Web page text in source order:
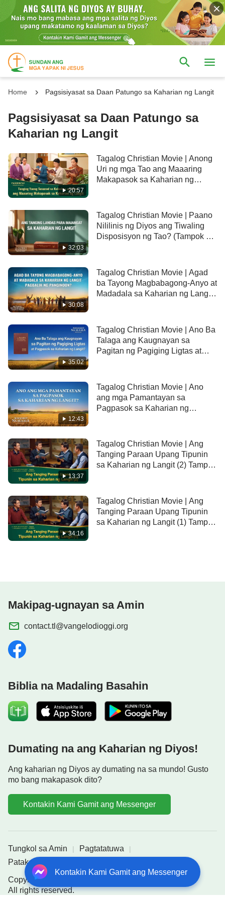
Home Pagsisiyasat sa Daan Patungo sa Kaharian ng Langit
Pagsisiyasat sa Daan Patungo sa
Kaharian ng Langit
20:57
Tagalog Christian Movie | Anong
Uri ng mga Tao ang Maaaring
Makapasok sa Kaharian ng
32:03
Tagalog Christian Movie | Paano
Nililinis ng Diyos ang Tiwaling
Disposisyon ng Tao? (Tampok na
30:08
Tagalog Christian Movie | Agad
ba Tayong Magbabagong-Anyo at
Madadala sa Kaharian ng Langit
35:02
Tagalog Christian Movie | Ano Ba
Talaga ang Kaugnayan sa
Pagitan ng Pagiging Ligtas at
12:43
Tagalog Christian Movie | Ano
ang mga Pamantayan sa
Pagpasok sa Kaharian ng
13:37
Tagalog Christian Movie | Ang
Tanging Paraan Upang Tipunin
sa Kaharian ng Langit (2) Tampok
34:16
Tagalog Christian Movie | Ang
Tanging Paraan Upang Tipunin
sa Kaharian ng Langit (1) Tampok
Makipag-ugnayan sa Amin
contact.tl@vangelodioggi.org
Biblia na Madaling Basahin
Dumating na ang Kaharian ng Diyos!
Ang kaharian ng Diyos ay dumating na sa mundo! Gusto
mo bang makapasok dito?
Kontakin Kami Gamit ang Messenger
Tungkol sa Amin | Pagtatatuwa |
Patakaran sa Privacy
Copyright © 2026
All rights reserved.
Kontakin Kami Gamit ang Messenger